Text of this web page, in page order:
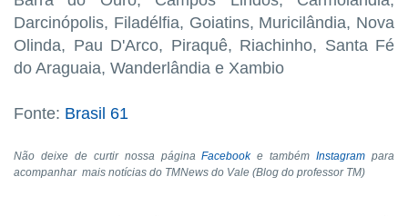
Darcinópolis, Filadélfia, Goiatins, Muricilândia, Nova
Olinda, Pau D'Arco, Piraquê, Riachinho, Santa Fé
do Araguaia, Wanderlândia e Xambio
Fonte: Brasil 61
Não deixe de curtir nossa páginaFacebooke tambémInstagram para
acompanhar mais notícias do TMNews do Vale (Blog do professor TM)